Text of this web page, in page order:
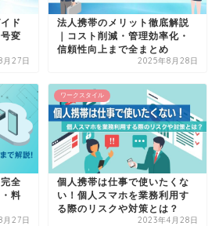
ド
変
月27日
法人携帯のメリット徹底解説
｜コスト削減・管理効率化・
信頼性向上まで全まとめ
2025年8月28日
全
料
月27日
ワークスタイル
個人携帯は仕事で使いたくな
い！個人スマホを業務利用す
る際のリスクや対策とは？
2023年4月28日